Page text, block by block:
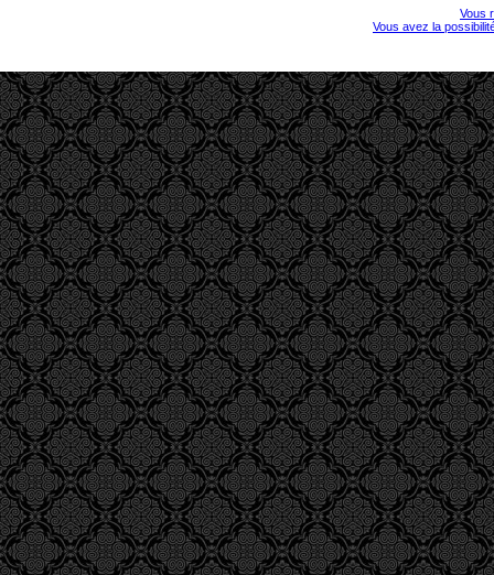
Vous
Vous avez la